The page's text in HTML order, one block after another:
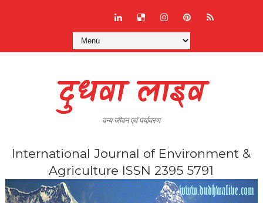
दुधवा लाइव
वन्य जीवन एवं पर्यावरण
International Journal of Environment &
Agriculture ISSN 2395 5791